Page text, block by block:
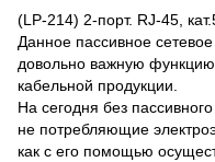
(LP-214) 2-порт. RJ-45,
Данное пассивное
довольно важную
кабельной продукции.
На сегодня без
не потребляющие
как с его помощью